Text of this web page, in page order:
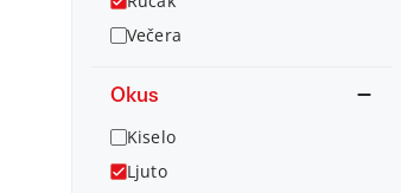
Večera
Okus
Kiselo
Ljuto